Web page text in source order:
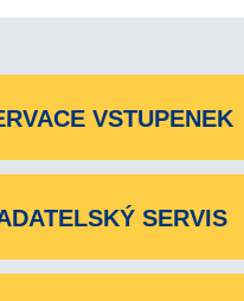
VSTUPENEK
SERVIS